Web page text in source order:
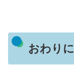
おわりに